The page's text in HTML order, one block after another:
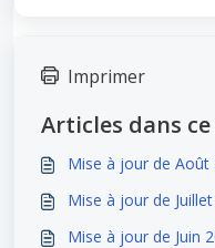
Imprimer
Articles dans
Mise à jour de Août
Mise à jour de
Mise à jour de Juin